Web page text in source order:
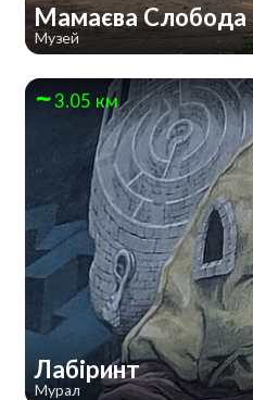
Мамаєва Слобода
Музей
3.05 км
Лабіринт
Мурал